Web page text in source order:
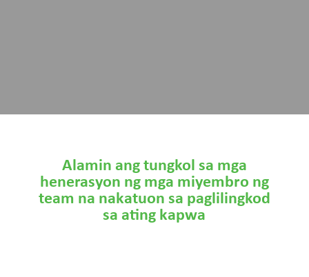
Alamin ang tungkol sa mga
henerasyon ng mga miyembro ng
team na nakatuon sa paglilingkod
sa ating kapwa